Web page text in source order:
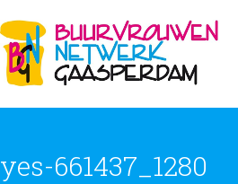
yes-661437_1280